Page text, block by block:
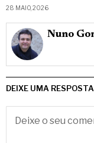
28 MAIO, 2026
Nuno
DEIXE UMA RESPOSTA